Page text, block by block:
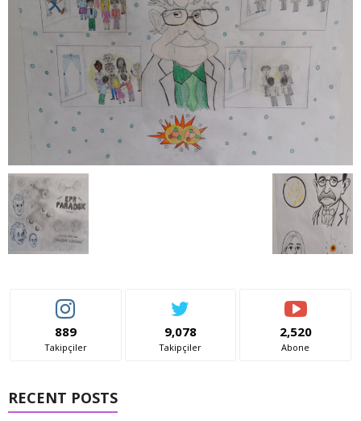
889
Takipçiler
9,078
Takipçiler
2,520
Abone
RECENT POSTS